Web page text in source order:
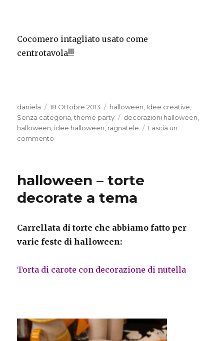
Cocomero intagliato usato come
centrotavola!!!
Autore
daniela
Pubblicato
il
18 Ottobre 2013 Categorie
halloween, Idee creative,
Senza categoria,theme party Tag
decorazioni halloween,
halloween, idee halloween, ragnatele
Lascia un
commento
e
halloween – torte
decorate a tema
Carrellata di torte che abbiamo fatto per
varie feste di halloween:
Torta di carote con decorazione di nutella